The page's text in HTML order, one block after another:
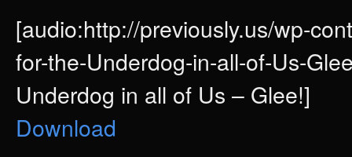
[audio:http://previously.us/wp-
for-the-Underdog-in-all-of-Us-
Underdog in all of Us – Glee!]
Download